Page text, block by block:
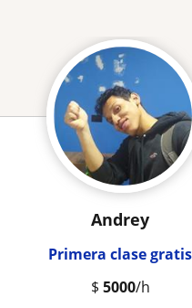
Andrey
Primera clase gratis
$ 5000/h